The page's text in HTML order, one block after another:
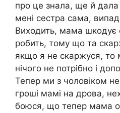
про це знала, ще й дала
мені сестра сама,
Виходить, мама шкодує
робить, тому що та
якщо я не скаржуся, то
нічого не потрібно і
Тепер ми з чоловіком
гроші мамі на дрова,
боюся, що тепер мама